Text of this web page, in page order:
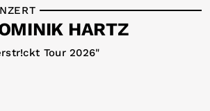
HARTZ
Tour 2026"